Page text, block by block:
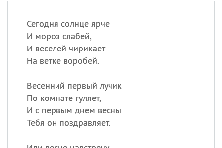
Сегодня солнце ярче
И мороз слабей,
И веселей чирикает
На ветке воробей.
Весенний первый лучик
По комнате гуляет,
И с первым днем весны
Тебя он поздравляет.